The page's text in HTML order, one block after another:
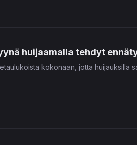
huijaamalla tehdyt
kokonaan, jotta huijauksilla